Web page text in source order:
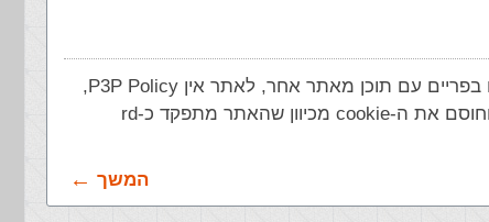
כאשר משתמשים בסאב דומיין, או בפריים עם תוכן מאתר אחר, לאתר אין P3P Policy,
ולכן IE משתמש בברירת המחדל וחוסם את ה-cookie מכיוון שהאתר מתפקד כ-rd
המשך